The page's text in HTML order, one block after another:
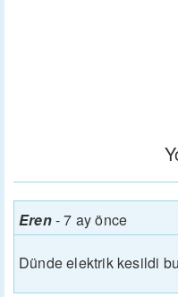
Eren-7 ay önce
Dünde elektrik kesildi